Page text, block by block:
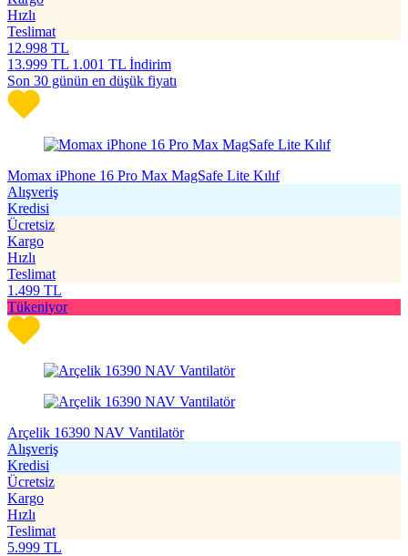
Hızlı
Teslimat
12.998 TL
13.999 TL 1.001 TL İndirim
Son 30 günün en düşük fiyatı
Momax iPhone 16 Pro Max MagSafe Lite Kılıf
Alışveriş
Kredisi
Ücretsiz
Kargo
Hızlı
Teslimat
1.499 TL
Tükeniyor
Arçelik 16390 NAV Vantilatör
Alışveriş
Kredisi
Ücretsiz
Kargo
Hızlı
Teslimat
5.999 TL